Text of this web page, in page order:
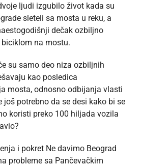
ljudi izgubilo život kada su
sleteli sa mosta u reku, a
dečak ozbiljno
na mostu.
su samo deo niza ozbiljnih
kao posledica
mosta, odnosno odbijanja vlasti
još potrebno da se desi kako bi se
koristi preko 100 hiljada vozila
i pokret Ne davimo Beograd
probleme sa Pančevačkim